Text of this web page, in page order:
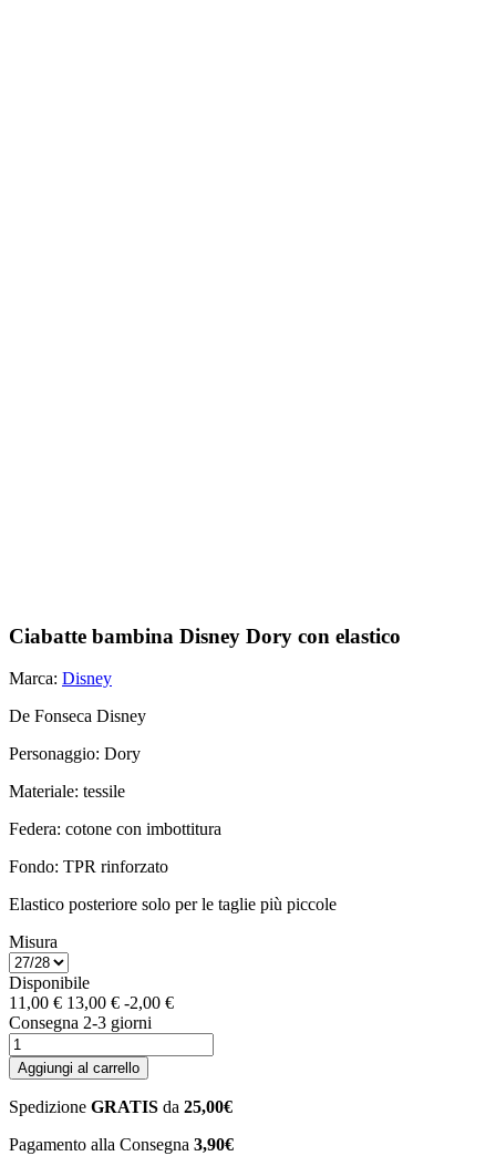
Ciabatte bambina Disney Dory con elastico
Marca: Disney
De Fonseca Disney
Personaggio: Dory
Materiale: tessile
Federa: cotone con imbottitura
Fondo: TPR rinforzato
Elastico posteriore solo per le taglie più piccole
Misura
Disponibile
11,00 € 13,00 € -2,00 €
Consegna 2-3 giorni
Aggiungi al carrello
Spedizione GRATIS da 25,00€
Pagamento alla Consegna 3,90€